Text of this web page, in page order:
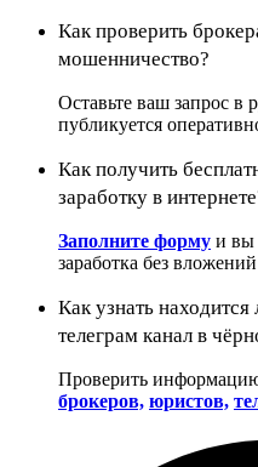
Как проверить
мошенничество?
Оставьте ваш запрос в
публикуется
Как получить
заработку в
Заполните форму и вы
заработка без
Как узнать
телеграм канал в
Проверить
брокеров, юристов,